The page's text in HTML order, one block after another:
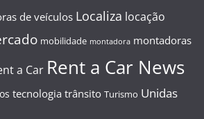
de veículos Localiza locação
mobilidade montadora montadoras
a Car Rent a Car News
tecnologia trânsito Turismo Unidas